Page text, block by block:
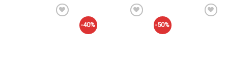
-40% -50%